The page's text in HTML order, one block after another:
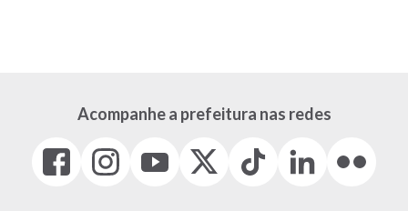
Acompanhe a prefeitura nas redes
Facebook
(link
Instagram
(link
(link
(Antigo
Tiktok
(link
LinkedIn
(link
(link